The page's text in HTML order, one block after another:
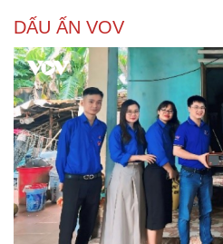
DẤU ẤN VOV